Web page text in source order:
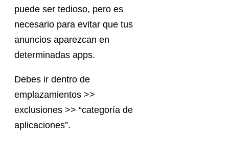
puede ser tedioso, pero es
necesario para evitar que tus
anuncios aparezcan en
determinadas apps.
Debes ir dentro de
emplazamientos >>
exclusiones >> “categoría de
aplicaciones”.